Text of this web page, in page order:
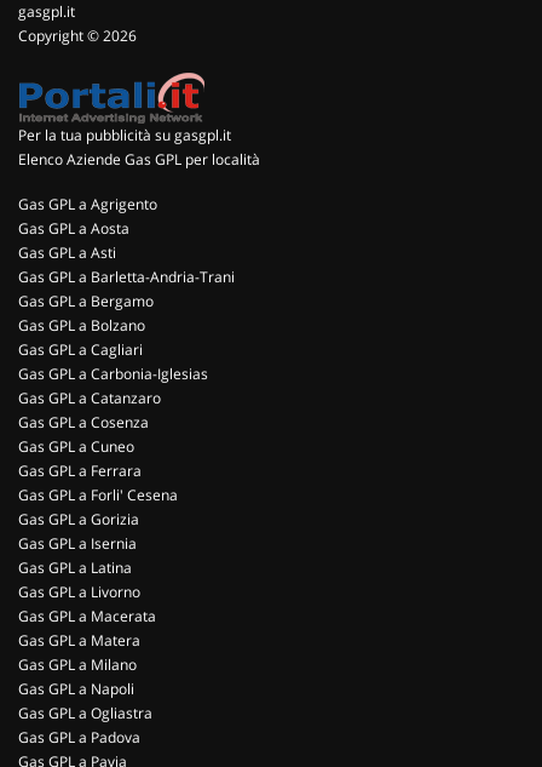
gasgpl.it
Copyright © 2026
Per la tua pubblicità su gasgpl.it
Elenco Aziende Gas GPL per località
Gas GPL a Agrigento
Gas GPL a Aosta
Gas GPL a Asti
Gas GPL a Barletta-Andria-Trani
Gas GPL a Bergamo
Gas GPL a Bolzano
Gas GPL a Cagliari
Gas GPL a Carbonia-Iglesias
Gas GPL a Catanzaro
Gas GPL a Cosenza
Gas GPL a Cuneo
Gas GPL a Ferrara
Gas GPL a Forli' Cesena
Gas GPL a Gorizia
Gas GPL a Isernia
Gas GPL a Latina
Gas GPL a Livorno
Gas GPL a Macerata
Gas GPL a Matera
Gas GPL a Milano
Gas GPL a Napoli
Gas GPL a Ogliastra
Gas GPL a Padova
Gas GPL a Pavia